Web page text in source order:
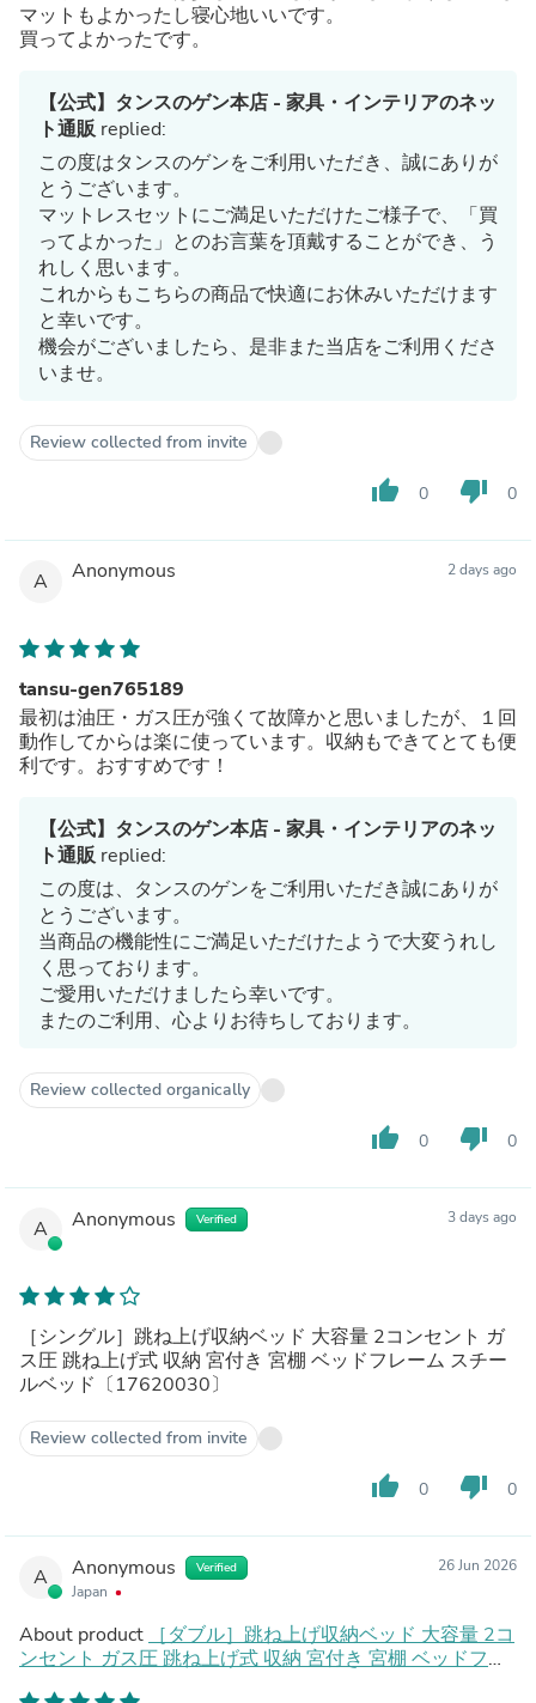
マットもよかったし寝心地いいです。
買ってよかったです。
【公式】タンスのゲン本店 - 家具・インテリアのネッ
ト通販replied:
この度はタンスのゲンをご利用いただき、誠にありが
とうございます。
マットレスセットにご満足いただけたご様子で、「買
ってよかった」とのお言葉を頂戴することができ、う
れしく思います。
これからもこちらの商品で快適にお休みいただけます
と幸いです。
機会がございましたら、是非また当店をご利用くださ
いませ。
Review collected from invite
thumb_up 0 thumb_down 0
A Anonymous 2 days ago
tansu-gen765189
最初は油圧・ガス圧が強くて故障かと思いましたが、１回
動作してからは楽に使っています。収納もできてとても便
利です。おすすめです！
【公式】タンスのゲン本店 - 家具・インテリアのネッ
ト通販replied:
この度は、タンスのゲンをご利用いただき誠にありが
とうございます。
当商品の機能性にご満足いただけたようで大変うれし
く思っております。
ご愛用いただけましたら幸いです。
またのご利用、心よりお待ちしております。
Review collected organically
thumb_up 0 thumb_down 0
A Anonymous Verified 3 days ago
［シングル］跳ね上げ収納ベッド 大容量 2コンセント ガ
ス圧 跳ね上げ式 収納 宮付き 宮棚 ベッドフレーム スチー
ルベッド〔17620030〕
Review collected from invite
thumb_up 0 thumb_down 0
A Anonymous Verified
Japan
26 Jun 2026
About product
［ダブル］跳ね上げ収納ベッド 大容量 2コ
ンセント ガス圧 跳ね上げ式 収納 宮付き 宮棚 ベッドフレ